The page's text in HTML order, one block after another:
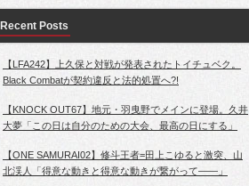
Recent Posts
【LFA242】上久保と対戦が発表されたトイチュベク。
Black Combatが契約違反と法的処置へ?!
【KNOCK OUT67】地元・羽曳野でメインに登場。久井
大夢「この日は自分のための大会、最高の日にする」
【ONE SAMURAI02】修斗王者=田上こゆると激突、山
北渓人「得意な動きと得意な動きが繋がって――」